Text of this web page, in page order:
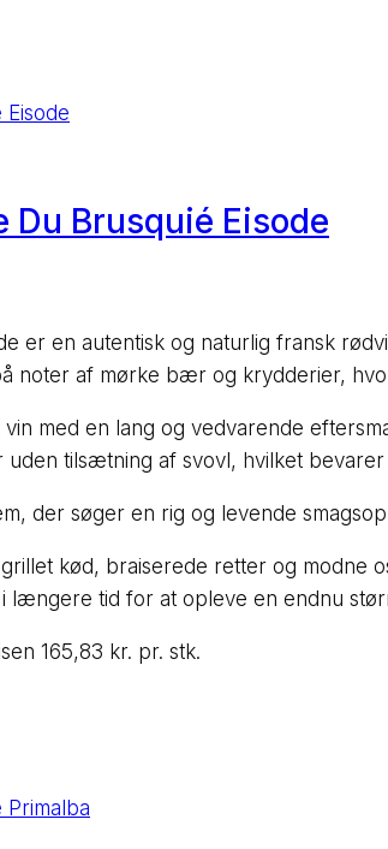
Du Brusquié Eisode
er en autentisk og naturlig fransk
noter af mørke bær og krydderier,
vin med en lang og vedvarende
tilsætning af svovl, hvilket
der søger en rig og levende
kød, braiserede retter og modne
længere tid for at opleve en endnu
165,83 kr. pr. stk.